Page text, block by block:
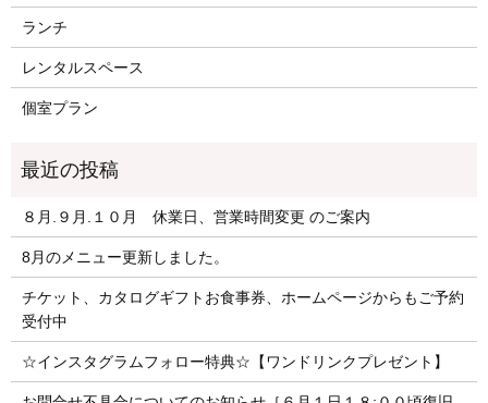
ランチ
レンタルスペース
個室プラン
８月.９月.１０月 休業日、営業時間変更 のご案内
8月のメニュー更新しました。
チケット、カタログギフトお食事券、ホームページからもご予約
受付中
☆インスタグラムフォロー特典☆【ワンドリンクプレゼント】